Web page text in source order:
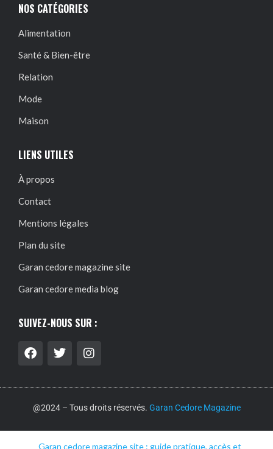
NOS CATÉGORIES
Alimentation
Santé & Bien-être
Relation
Mode
Maison
LIENS UTILES
À propos
Contact
Mentions légales
Plan du site
Garan cedore magazine site
Garan cedore media blog
SUIVEZ-NOUS SUR :
@2024 – Tous droits réservés. Garan Cedore Magazine
Garan cedore magazine site : guide pratique, accès et